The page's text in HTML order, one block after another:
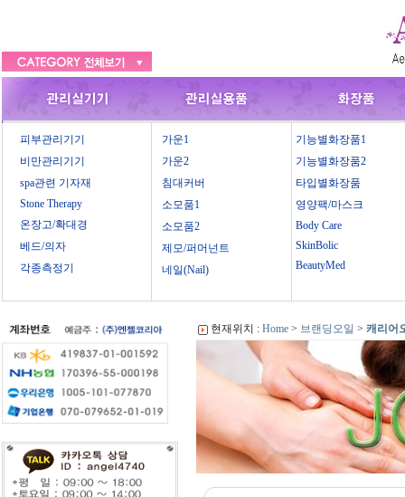
피부관리기기
비만관리기기
spa관련 기자재
Stone Therapy
온장고/확대경
베드/의자
각종측정기
가운1
가운2
침대커버
소모품1
소모품2
제모/퍼머넌트
네일(Nail)
기능별화장품1
기능별화장품2
타입별화장품
영양팩/마스크
Body Care
SkinBolic
BeautyMed
현재위치 : Home > 브랜딩오일 > 캐리어